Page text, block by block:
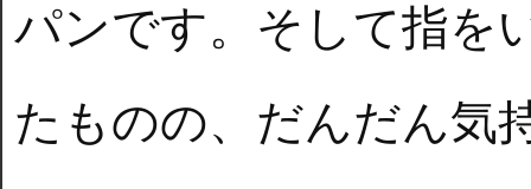
パンです。そして指を
たものの、だんだん気